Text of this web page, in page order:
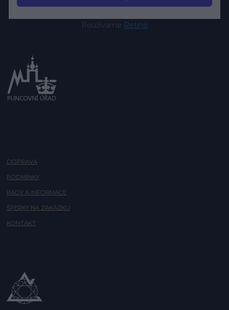
Používáme Retino
DOPRAVA
PODMÍNKY
RADY A INFORMACE
ŠPERKY NA ZAKÁZKU
KONTAKT